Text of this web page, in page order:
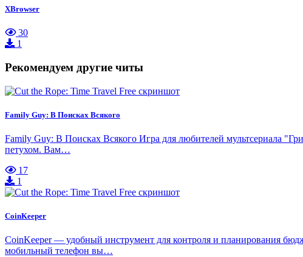
XBrowser
30
1
Рекомендуем другие читы
Family Guy: В Поисках Всякого
Family Guy: В Поисках Всякого Игра для любителей мультсериала
петухом. Вам…
17
1
CoinKeeper
CoinKeeper — удобный инструмент для контроля и планирования
мобильный телефон вы…